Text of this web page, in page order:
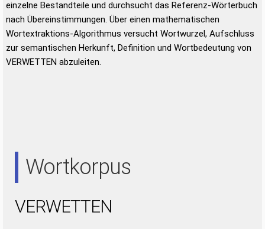
einzelne Bestandteile und durchsucht das Referenz-Wörterbuch
nach Übereinstimmungen. Über einen mathematischen
Wortextraktions-Algorithmus versucht Wortwurzel, Aufschluss
zur semantischen Herkunft, Definition und Wortbedeutung von
VERWETTEN abzuleiten.
Wortkorpus
VERWETTEN